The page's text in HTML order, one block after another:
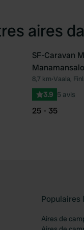
aires
Préféré
SF-Caravan
8,7 km•Vaala,
3.9 5 avis
25 - 35
Populaires
Aires de